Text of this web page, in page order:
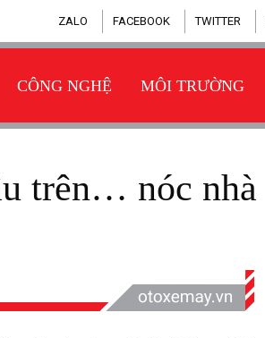
ZALO FACEBOOK TWITTER
CÔNG NGHỆ MÔI TRƯỜNG
trên… nóc nhà